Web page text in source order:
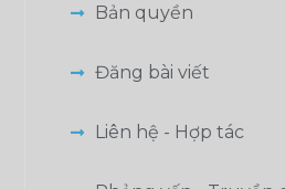
Bản quyền
Đăng bài viết
Liên hệ - Hợp tác